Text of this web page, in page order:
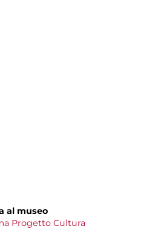
al museo
Progetto Cultura